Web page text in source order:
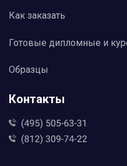
имени приобретать и
ответчиком в суде.
обязанности,
противоречит
определенным в Уставе.
В соответствии со
правовым статусом,
Как заказать
Готовые дипломные и
Образцы
Контакты